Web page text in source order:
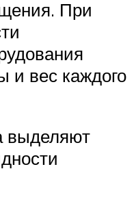
При
и вес каждого
выделяют